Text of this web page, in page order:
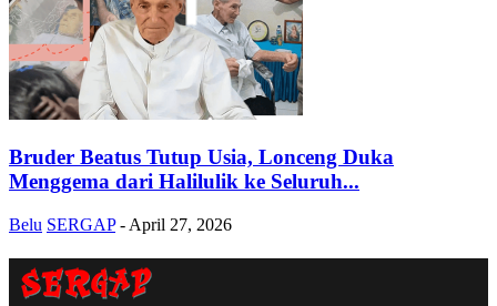
Bruder Beatus Tutup Usia, Lonceng Duka
Menggema dari Halilulik ke Seluruh...
Belu SERGAP - April 27, 2026